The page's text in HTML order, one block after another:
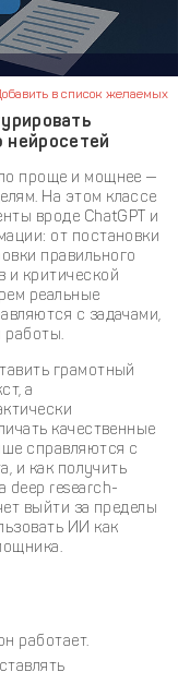
в список желаемых
проще и мощнее —
На этом классе
вроде ChatGPT и
от постановки
правильного
и критической
реальные
с задачами,
работы.
грамотный
а
качественные
справляются с
и как получить
deep research-
выйти за пределы
ИИ как
работает.